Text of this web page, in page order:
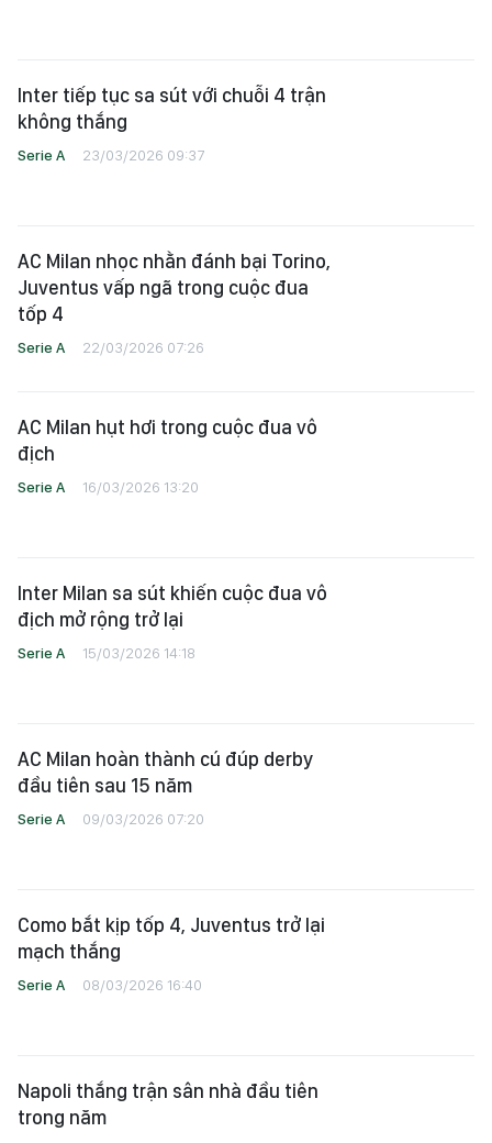
Inter tiếp tục sa sút với chuỗi 4 trận
không thắng
Serie A 23/03/2026 09:37
AC Milan nhọc nhằn đánh bại Torino,
Juventus vấp ngã trong cuộc đua
tốp 4
Serie A 22/03/2026 07:26
AC Milan hụt hơi trong cuộc đua vô
địch
Serie A 16/03/2026 13:20
Inter Milan sa sút khiến cuộc đua vô
địch mở rộng trở lại
Serie A 15/03/2026 14:18
AC Milan hoàn thành cú đúp derby
đầu tiên sau 15 năm
Serie A 09/03/2026 07:20
Como bắt kịp tốp 4, Juventus trở lại
mạch thắng
Serie A 08/03/2026 16:40
Napoli thắng trận sân nhà đầu tiên
trong năm